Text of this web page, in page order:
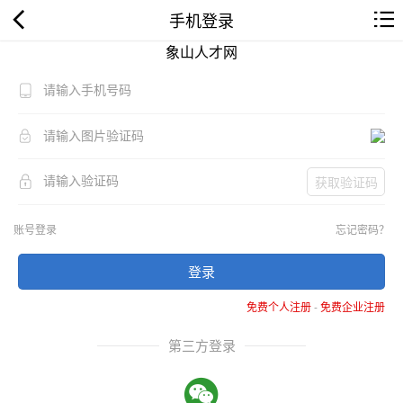
手机登录
象山人才网
获取验证码
账号登录 忘记密码？
登录
免费个人注册-免费企业注册
第三方登录